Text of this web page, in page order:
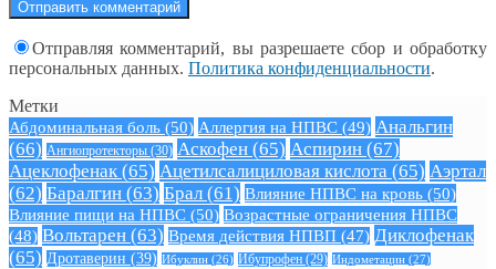
Отправляя комментарий, вы разрешаете сбор и обработку
персональных данных. Политика конфиденциальности.
Метки
Абдоминальная боль (50) Аллергия на НПВС (49) Анальгин
(66) Ангиопротекторы (30) Аскофен (65) Аспирин (67)
Ацеклофенак (65) Ацетилсалициловая кислота (65) Аэртал
(62) Баралгин (63) Брал (61) Влияние НПВС на кровь (50)
Влияние пищи на НПВС (50) Возрастные ограничения НПВС
(48) Вольтарен (63) Время действия НПВП (47) Диклофенак
(65) Дротаверин (39) Ибуклин (26) Ибупрофен (29) Индометацин (27)